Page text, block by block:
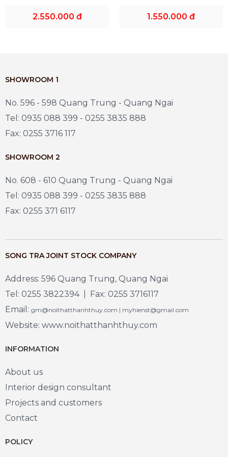
2.550.000 đ 1.550.000 đ
SHOWROOM 1
No. 596 - 598 Quang Trung - Quang Ngai
Tel: 0935 088 399 - 0255 3835 888
Fax: 0255 3716 117
SHOWROOM 2
No. 608 - 610 Quang Trung - Quang Ngai
Tel: 0935 088 399 - 0255 3835 888
Fax: 0255 371 6117
SONG TRA JOINT STOCK COMPANY
Address: 596 Quang Trung, Quang Ngai
Tel: 0255 3822394 | Fax: 0255 3716117
Email: gm@noithatthanhthuy.com | myhienst@gmail.com
Website: www.noithatthanhthuy.com
INFORMATION
About us
Interior design consultant
Projects and customers
Contact
POLICY